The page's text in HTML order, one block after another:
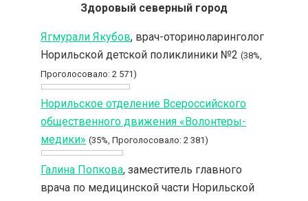
Здоровый северный город
Ягмурали Якубов, врач-оториноларинголог
Норильской детской поликлиники №2(38%,
Проголосовало: 2 571)
Норильское отделение Всероссийского
общественного движения «Волонтеры-
медики» (35%, Проголосовало: 2 381)
Галина Попкова, заместитель главного
врача по медицинской части Норильской